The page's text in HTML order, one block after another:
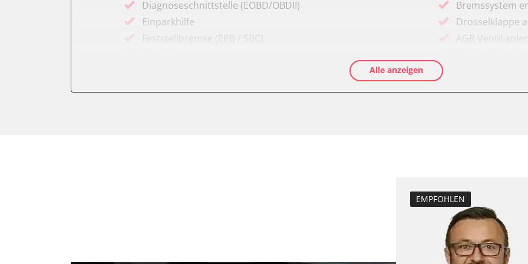
Diagnoseschnittstelle (EOBD/OBDII)
Einparkhilfe
Feststellbremse (EPB / SBC)
Bremssystem
Drosselklappe
AGR Ventil
Grundeinstellung
Injektor
Injektoren
Alle anzeigen
EMPFOHLEN